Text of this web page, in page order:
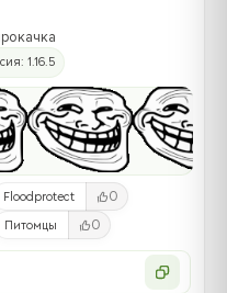
1.16.5
Floodprotect 0
Питомцы 0